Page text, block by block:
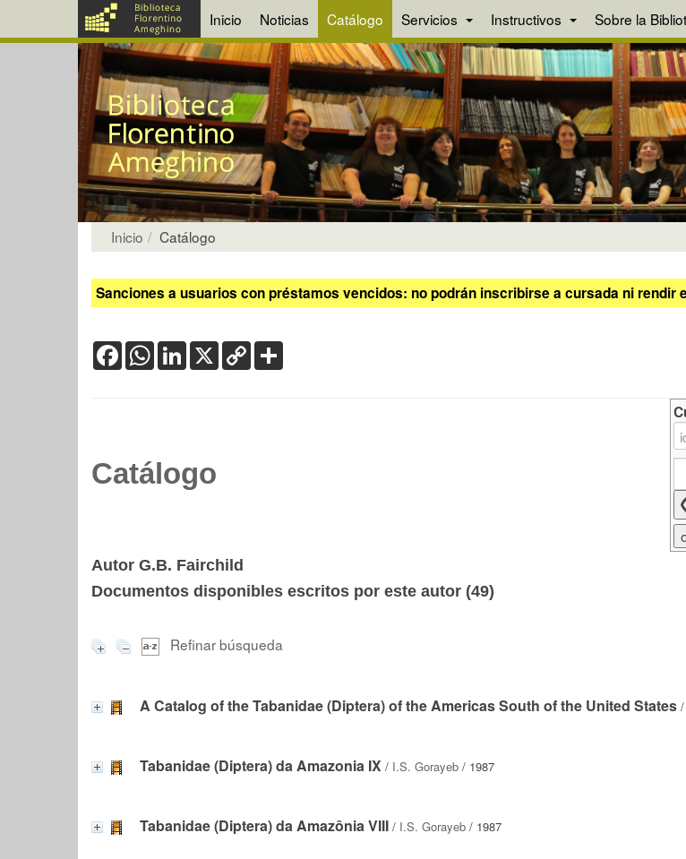
Inicio Noticias Catálogo Servicios Instructivos Sobre la
Inicio Catálogo
Sanciones a usuarios con préstamos vencidos: no podrán inscribirse a cursada ni rendir
FacebookWhatsApp
LinkedIn
X Copy
Link
Catálogo
Autor G.B. Fairchild
Documentos disponibles escritos por este autor (49)
Refinar búsqueda
A Catalog of the Tabanidae (Diptera) of the Americas South of the United States /
Tabanidae (Diptera) da Amazonia IX / I.S. Gorayeb / 1987
Tabanidae (Diptera) da Amazônia VIII / I.S. Gorayeb / 1987